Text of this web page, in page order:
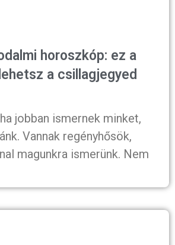
horoszkóp: ez a
a csillagjegyed
jobban ismernek minket,
Vannak regényhősök,
magunkra ismerünk. Nem